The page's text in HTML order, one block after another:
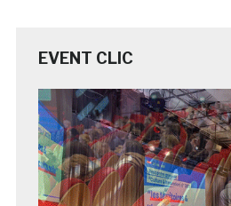
EVENT CLIC